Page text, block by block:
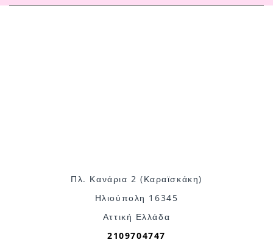
Πλ. Κανάρια 2 (Καραϊσκάκη)
Ηλιούπολη 16345
Αττική Ελλάδα
2109704747